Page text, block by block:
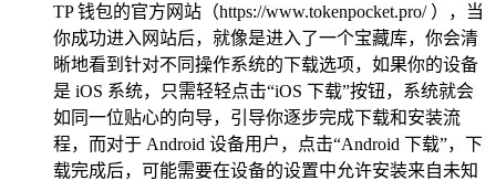
TP 钱包的官方网站（https://www.tokenpocket.pro/ ），当
你成功进入网站后，就像是进入了一个宝藏库，你会清
晰地看到针对不同操作系统的下载选项，如果你的设备
是 iOS 系统，只需轻轻点击“iOS 下载”按钮，系统就会
如同一位贴心的向导，引导你逐步完成下载和安装流
程，而对于 Android 设备用户，点击“Android 下载”，下
载完成后，可能需要在设备的设置中允许安装来自未知